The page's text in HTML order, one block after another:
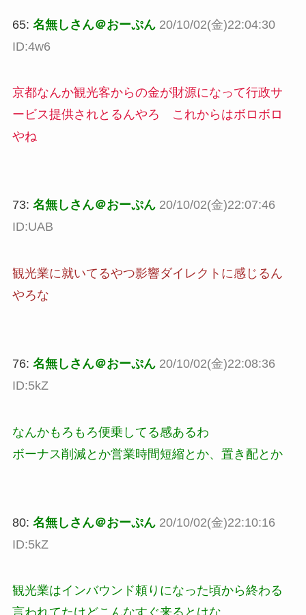
65: 名無しさん＠おーぷん 20/10/02(金)22:04:30
ID:4w6
京都なんか観光客からの金が財源になって行政サ
ービス提供されとるんやろ これからはボロボロ
やね
73: 名無しさん＠おーぷん 20/10/02(金)22:07:46
ID:UAB
観光業に就いてるやつ影響ダイレクトに感じるん
やろな
76: 名無しさん＠おーぷん 20/10/02(金)22:08:36
ID:5kZ
なんかもろもろ便乗してる感あるわ
ボーナス削減とか営業時間短縮とか、置き配とか
80: 名無しさん＠おーぷん 20/10/02(金)22:10:16
ID:5kZ
観光業はインバウンド頼りになった頃から終わる